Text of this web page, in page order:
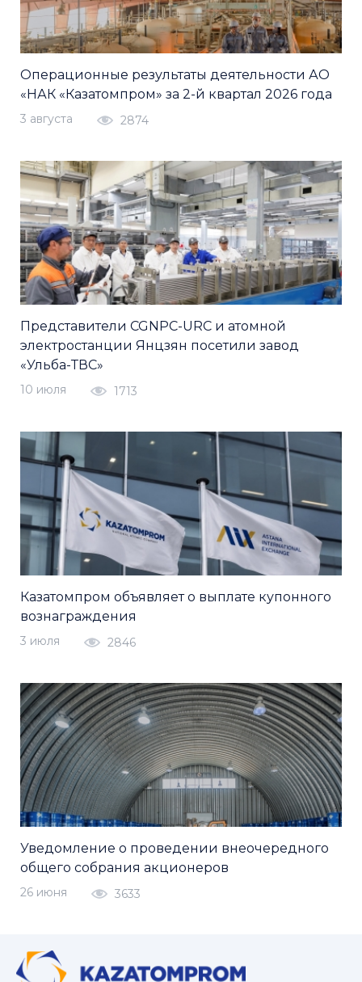
Операционные результаты деятельности АО
«НАК «Казатомпром» за 2-й квартал 2026 года
3 августа 2874
Представители CGNPC-URC и атомной
электростанции Янцзян посетили завод
«Ульба-ТВС»
10 июля 1713
Казатомпром объявляет о выплате купонного
вознаграждения
3 июля 2846
Уведомление о проведении внеочередного
общего собрания акционеров
26 июня 3633